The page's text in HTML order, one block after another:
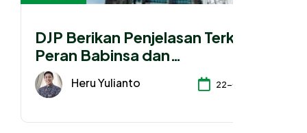
DJP Berikan Penjelasan Terkait
Peran Babinsa dan
Bhabinkamtibmas
Heru Yulianto 22-07-2026